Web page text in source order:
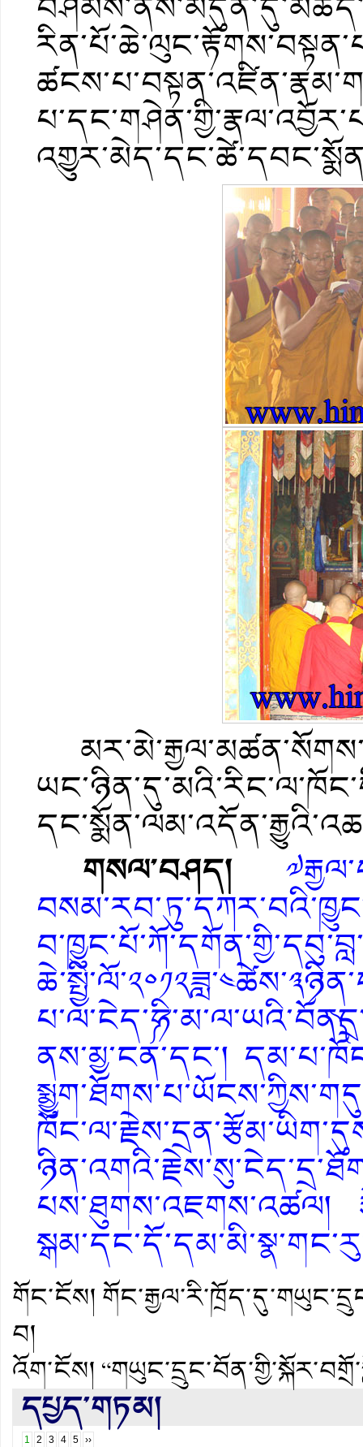
གསལ་བཤད།
ནས་མྱ་ངན་དང་།
པས་ཐུགས་འཇགས་འཚལ།
གོང་ངོས།
བ།
འོག་ངོས།
དཔྱད་གཏམ།
1 2 3 4 5 ››